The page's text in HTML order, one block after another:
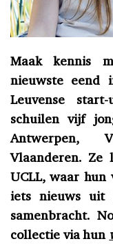
Maak kennis
nieuwste eend
Leuvense
schuilen vijf
Antwerpen,
Vlaanderen. Ze
UCLL, waar hun
iets nieuws uit
samenbracht.
collectie via hun